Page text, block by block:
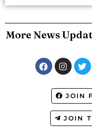
More News
JOIN
JOIN